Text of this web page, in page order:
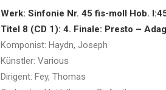
Werk: Sinfonie Nr. 45 fis-moll Hob.
Titel 8 (CD 1): 4. Finale: Presto –
Komponist: Haydn, Joseph
Künstler: Various
Dirigent: Fey, Thomas